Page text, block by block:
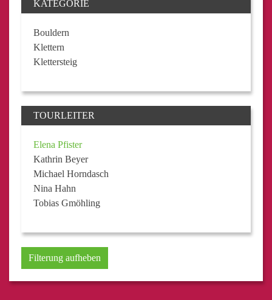
KATEGORIE
Bouldern
Klettern
Klettersteig
TOURLEITER
Elena Pfister
Kathrin Beyer
Michael Horndasch
Nina Hahn
Tobias Gmöhling
Filterung aufheben